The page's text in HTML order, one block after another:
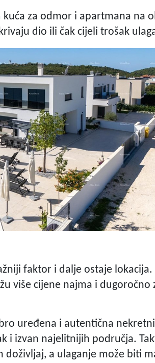
za odmor i apartmana na
dio ili čak cijeli trošak
faktor i dalje ostaje
više cijene najma i dugoročno
uređena i autentična
i izvan najelitnijih područja.
doživljaj, a ulaganje može biti